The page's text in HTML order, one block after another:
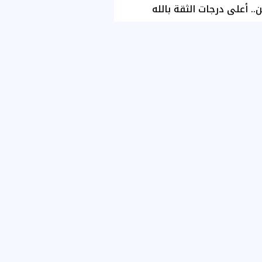
أعلى درجات الثقة بالله